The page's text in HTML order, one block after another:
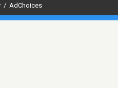
/ AdChoices